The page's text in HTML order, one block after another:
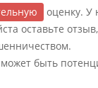
оценку. У
оставьте
быть